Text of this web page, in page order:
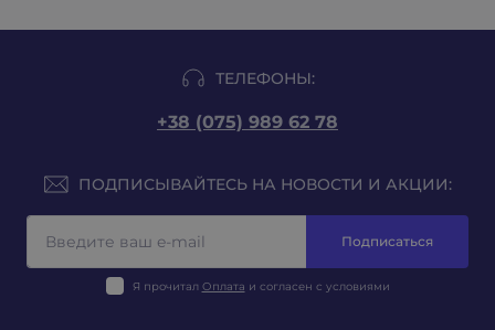
ТЕЛЕФОНЫ:
+38 (075) 989 62 78
ПОДПИСЫВАЙТЕСЬ НА НОВОСТИ И АКЦИИ:
Подписаться
Я прочитал Оплата и согласен с условиями